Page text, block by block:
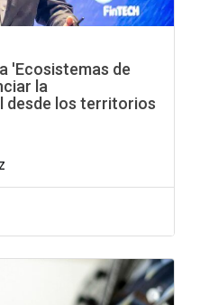
'Ecosistemas de
la
desde los territorios